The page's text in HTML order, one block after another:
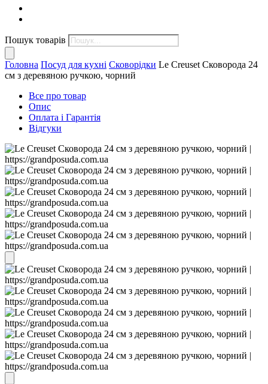
Пошук товарів
Головна Посуд для кухні Сковорідки Le Creuset Сковорода 24
см з деревяною ручкою, чорний
Все про товар
Опис
Оплата і Гарантія
Відгуки